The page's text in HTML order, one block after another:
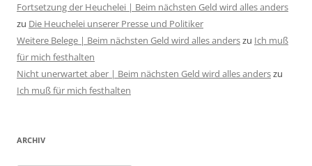
Fortsetzung der Heuchelei | Beim nächsten Geld wird alles anders
zu Die Heuchelei unserer Presse und Politiker
Weitere Belege | Beim nächsten Geld wird alles anderszu Ich muß
für mich festhalten
Nicht unerwartet aber | Beim nächsten Geld wird alles anderszu
Ich muß für mich festhalten
ARCHIV